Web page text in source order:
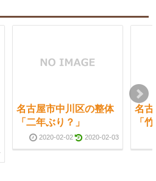
名古屋市中川区の整体
「二年ぶり？」
2020-02-02 2020-02-03
名
「